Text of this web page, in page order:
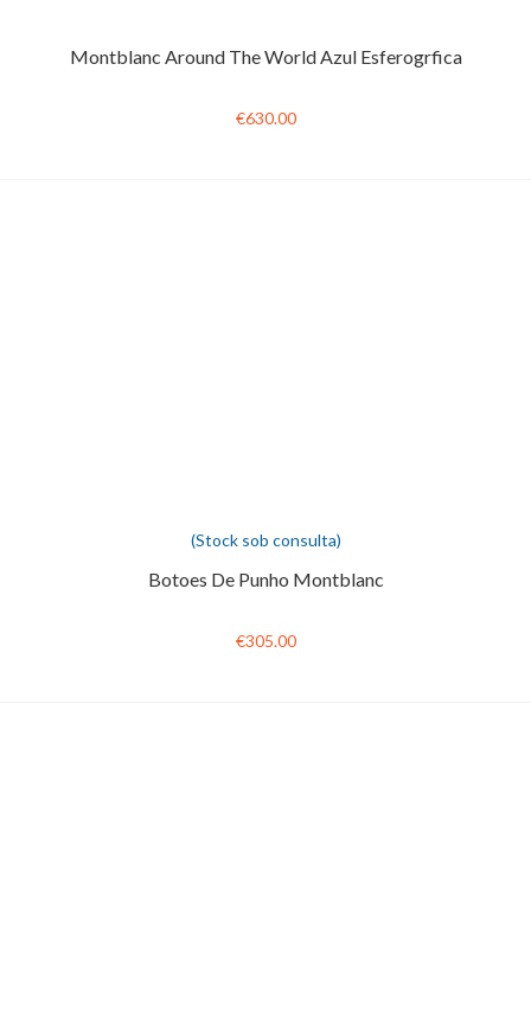
Montblanc Around The World Azul Esferogrfica
€630.00
(Stock sob consulta)
Botoes De Punho Montblanc
€305.00